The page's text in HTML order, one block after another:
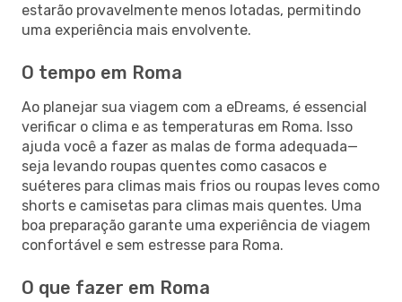
estarão provavelmente menos lotadas, permitindo
uma experiência mais envolvente.
O tempo em Roma
Ao planejar sua viagem com a eDreams, é essencial
verificar o clima e as temperaturas em Roma. Isso
ajuda você a fazer as malas de forma adequada—
seja levando roupas quentes como casacos e
suéteres para climas mais frios ou roupas leves como
shorts e camisetas para climas mais quentes. Uma
boa preparação garante uma experiência de viagem
confortável e sem estresse para Roma.
O que fazer em Roma